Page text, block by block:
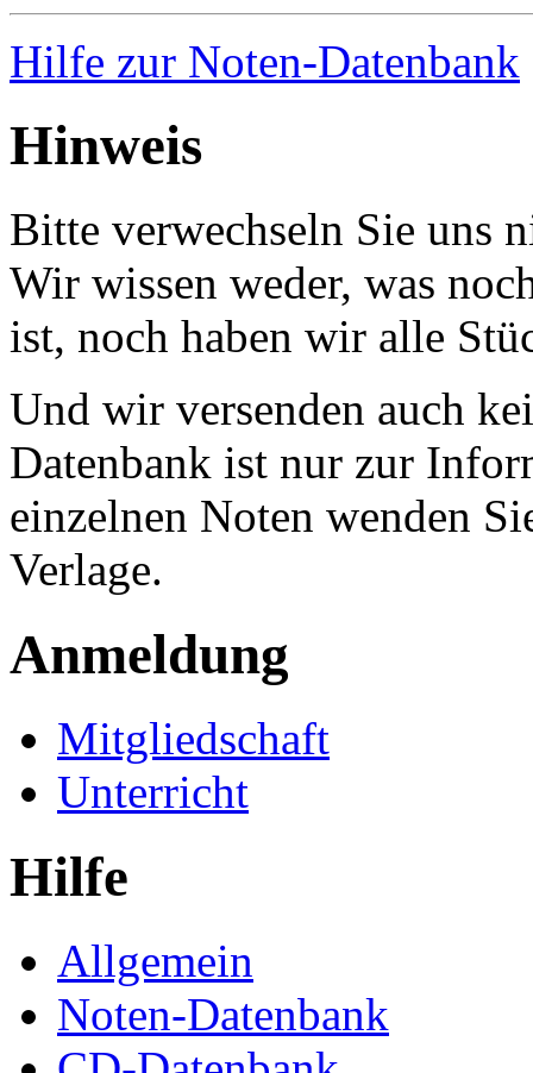
Hilfe zur Noten-Datenbank
Hinweis
Bitte verwechseln Sie uns
Wir wissen weder, was
ist, noch haben wir alle
Und wir versenden auch
Datenbank ist nur zur
einzelnen Noten wenden
Verlage.
Anmeldung
Mitgliedschaft
Unterricht
Hilfe
Allgemein
Noten-Datenbank